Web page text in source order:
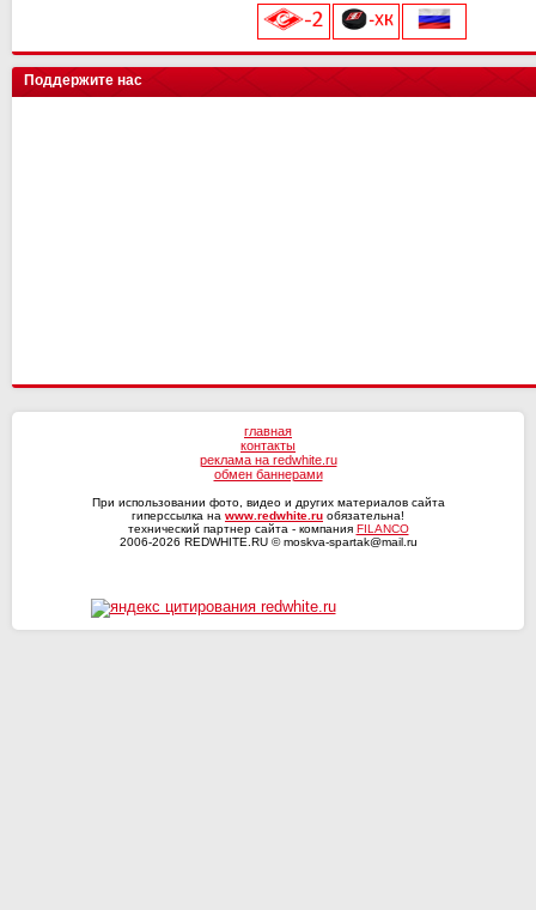
Иркутск
Искра
Енисей-2
Чертаново
Рубин
Арсенал
СШ им. Г.А. Ярцева
Арсенал
Шинник
Ленинградец
ХК Сочи
цкг
Сибирь
Поддержите нас
главная
контакты
реклама на redwhite.ru
обмен баннерами
При использовании фото, видео и других материалов сайта
гиперссылка на www.redwhite.ru обязательна!
технический партнер сайта - компания FILANCO
2006-2026 REDWHITE.RU © moskva-spartak@mail.ru